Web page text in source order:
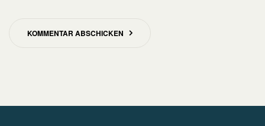
KOMMENTAR ABSCHICKEN